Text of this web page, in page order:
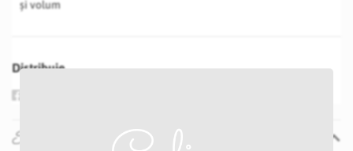
și volum
Distribuie
Specificatii